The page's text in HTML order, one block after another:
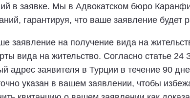
в заявке. Мы в Адвокатском бюро
гарантируя, что ваше заявление будет
заявление на получение вида на
вида на жительство. Согласно статье
адрес заявителя в Турции в течение 90
указан в вашем заявлении, чтобы